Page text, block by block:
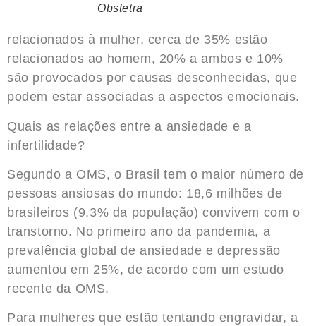
Obstetra
relacionados à mulher, cerca de 35% estão
relacionados ao homem, 20% a ambos e 10%
são provocados por causas desconhecidas, que
podem estar associadas a aspectos emocionais.
Quais as relações entre a ansiedade e a
infertilidade?
Segundo a OMS, o Brasil tem o maior número de
pessoas ansiosas do mundo: 18,6 milhões de
brasileiros (9,3% da população) convivem com o
transtorno. No primeiro ano da pandemia, a
prevalência global de ansiedade e depressão
aumentou em 25%, de acordo com um estudo
recente da OMS.
Para mulheres que estão tentando engravidar, a